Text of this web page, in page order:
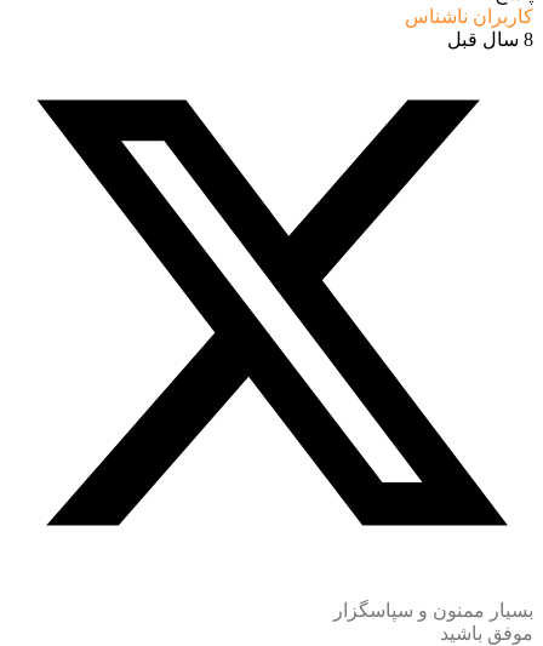
کاربران ناشناس
8 سال قبل
بسیار ممنون و سپاسگزار
موفق باشید